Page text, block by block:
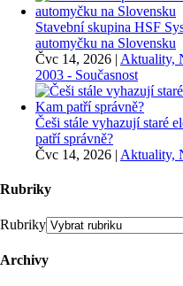
Stavební skupina HSF
automyčku na Slovensku
Čvc 14, 2026 | Aktuality,
2003 - Současnost
Češi stále vyhazují staré
patří správně?
Čvc 14, 2026 | Aktuality,
Rubriky
Rubriky
Archivy